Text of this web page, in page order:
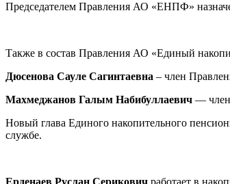
Председателем Правления АО «ЕНПФ»
Также в состав Правления АО «Единый
Дюсенова Сауле Сагинтаевна – член
Махмеджанов Галым Набибуллаевич — член
Новый глава Единого накопительного
службе.